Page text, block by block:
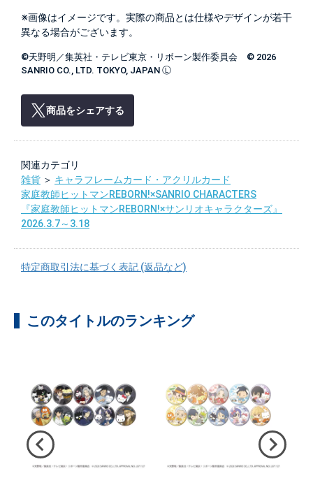
※画像はイメージです。実際の商品とは仕様やデザインが若干
異なる場合がございます。
©天野明／集英社・テレビ東京・リボーン製作委員会 © 2026
SANRIO CO., LTD. TOKYO, JAPAN Ⓛ
商品をシェアする
関連カテゴリ
雑貨 ＞ キャラフレームカード・アクリルカード
家庭教師ヒットマンREBORN!×SANRIO CHARACTERS
『家庭教師ヒットマンREBORN!×サンリオキャラクターズ』
2026.3.7～3.18
特定商取引法に基づく表記 (返品など)
このタイトルのランキング